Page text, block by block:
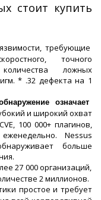
стоит купить
требующие
точного
ложных
* .32 дефекта на 1
означает
и широкий охват
100 000+ плагинов,
Nessus
больше
27 000 организаций,
2 миллионов.
простое и требует